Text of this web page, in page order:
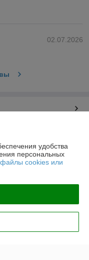
02.07.2026
удобства
персональных
cookies или